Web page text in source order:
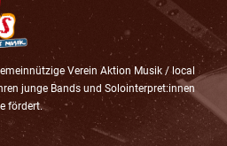
Verein Aktion Musik / local
junge Bands und Solointerpret:innen
fördert.